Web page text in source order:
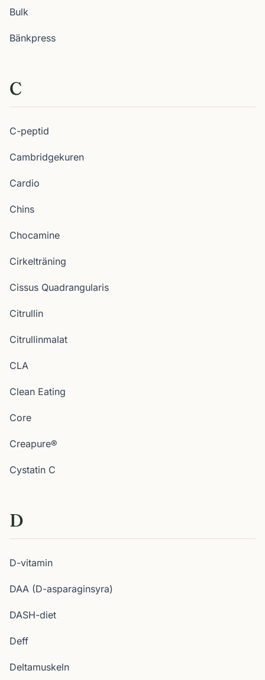
Bulk
Bänkpress
C
C-peptid
Cambridgekuren
Cardio
Chins
Chocamine
Cirkelträning
Cissus Quadrangularis
Citrullin
Citrullinmalat
CLA
Clean Eating
Core
Creapure®
Cystatin C
D
D-vitamin
DAA (D-asparaginsyra)
DASH-diet
Deff
Deltamuskeln